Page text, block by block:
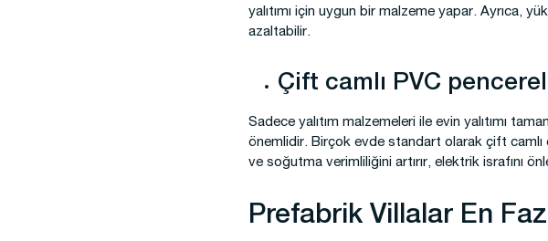
yalıtımı için uygun bir malzeme yapar. Ayrıca,
azaltabilir.
Çift camlı PVC
Sadece yalıtım malzemeleri ile evin yalıtımı
önemlidir. Birçok evde standart olarak çift camlı
ve soğutma verimliliğini artırır, elektrik israfını
Prefabrik Villalar En